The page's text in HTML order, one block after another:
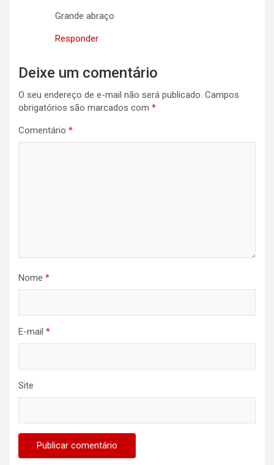
Grande abraço
Responder
Deixe um comentário
O seu endereço de e-mail não será publicado. Campos
obrigatórios são marcados com *
Comentário *
Nome *
E-mail *
Site